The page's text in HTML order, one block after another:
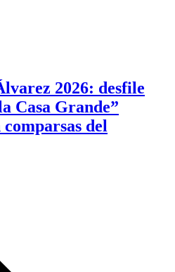
2026: desfile
Casa Grande”
del